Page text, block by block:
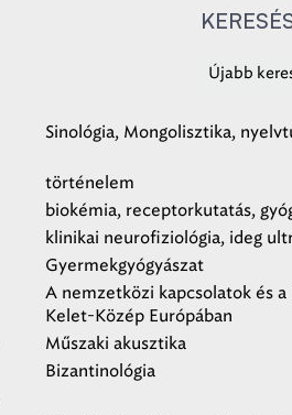
Újabb
Sinológia, Mongolisztika,
történelem
biokémia, receptorkutatás,
klinikai neurofiziológia, ideg
Gyermekgyógyászat
A nemzetközi kapcsolatok és
Kelet-Közép Európában
Műszaki akusztika
Bizantinológia